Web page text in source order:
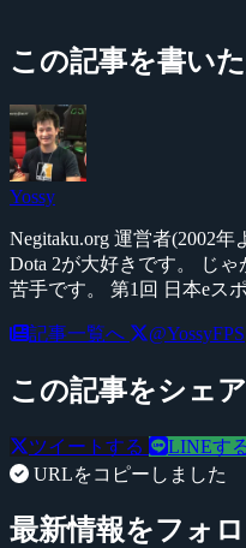
この記事を書い
Yossy
Negitaku.org 運営者(2002年
Dota 2が大好きです。 じ
苦手です。 第1回 日本eス
記事一覧へ @YossyFPS
この記事をシェ
ツイートする LINEす
URLをコピーしました
最新情報をフォ